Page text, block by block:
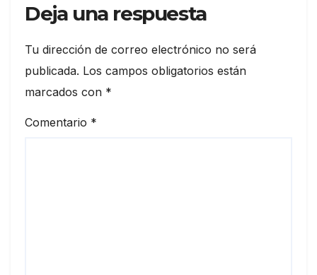
Deja una respuesta
Tu dirección de correo electrónico no será
publicada. Los campos obligatorios están
marcados con *
Comentario *